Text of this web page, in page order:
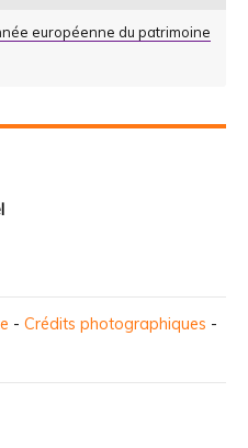
européenne du patrimoine
- Crédits photographiques -